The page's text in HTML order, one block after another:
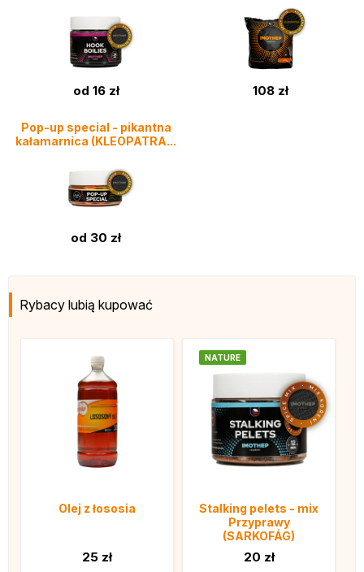
od 16 zł 108 zł
Pop-up special - pikantna
kałamarnica (KLEOPATRA...
od 30 zł
Rybacy lubią kupować
Olej z łososia
25 zł
NATURE
Stalking pelets - mix
Przyprawy
(SARKOFÁG)
20 zł